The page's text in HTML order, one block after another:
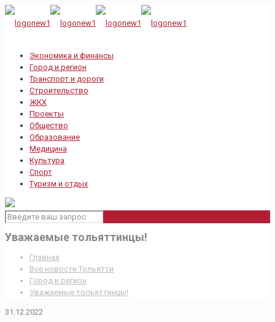
Экономика и финансы
Город и регион
Транспорт и дороги
Строительство
ЖКХ
Проекты
Общество
Образование
Медицина
Культура
Спорт
Туризм и отдых
Уважаемые тольяттинцы!
Главная
Все новости Тольятти
Город и регион
Уважаемые тольяттинцы!
31.12.2022